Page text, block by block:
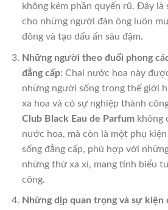
không kém phần quyến rũ. Đây
cho những người đàn ông luôn
đông và tạo dấu ấn sâu đậm.
Những người theo đuổi phong
đẳng cấp: Chai nước hoa này
những người sống trong thế giới
xa hoa và có sự nghiệp thành
Club Black Eau de Parfumkhông
nước hoa, mà còn là một phụ
sống đẳng cấp, phù hợp với
những thứ xa xỉ, mang tính biểu
công.
Những dịp quan trọng và sự kiện